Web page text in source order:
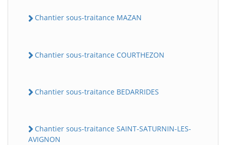
Chantier sous-traitance MAZAN
Chantier sous-traitance COURTHEZON
Chantier sous-traitance BEDARRIDES
Chantier sous-traitance SAINT-SATURNIN-LES-
AVIGNON